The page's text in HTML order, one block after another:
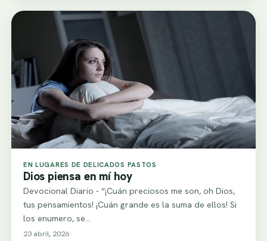
EN LUGARES DE DELICADOS PASTOS
Dios piensa en mí hoy
Devocional Diario - “¡Cuán preciosos me son, oh Dios,
tus pensamientos! ¡Cuán grande es la suma de ellos! Si
los enumero, se…
23 abril, 2026